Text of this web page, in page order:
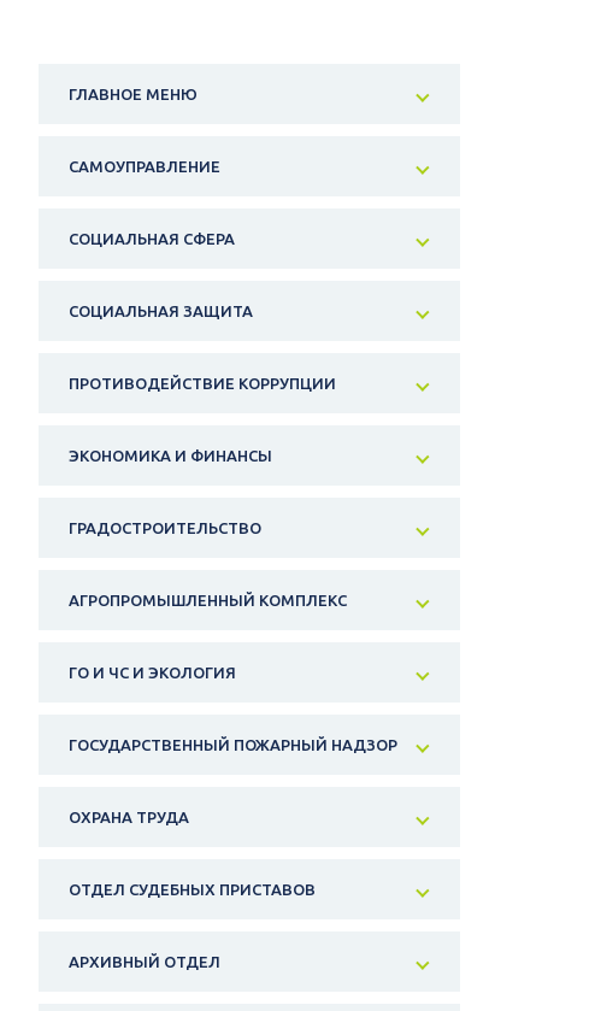
ГЛАВНОЕ МЕНЮ
САМОУПРАВЛЕНИЕ
СОЦИАЛЬНАЯ СФЕРА
СОЦИАЛЬНАЯ ЗАЩИТА
ПРОТИВОДЕЙСТВИЕ КОРРУПЦИИ
ЭКОНОМИКА И ФИНАНСЫ
ГРАДОСТРОИТЕЛЬСТВО
АГРОПРОМЫШЛЕННЫЙ КОМПЛЕКС
ГО И ЧС И ЭКОЛОГИЯ
ГОСУДАРСТВЕННЫЙ ПОЖАРНЫЙ НАДЗОР
ОХРАНА ТРУДА
ОТДЕЛ СУДЕБНЫХ ПРИСТАВОВ
АРХИВНЫЙ ОТДЕЛ